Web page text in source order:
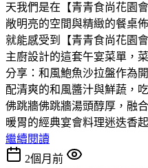
天我們是在【青青食尚花園
敞明亮的空間與精緻的餐桌
就能感受到【青青食尚花園
主廚設計的這套午宴菜單，
分享：和風鮑魚沙拉盤作為
配清爽的和風醬汁與鮮蔬，
佛跳牆佛跳牆湯頭醇厚，融
暖胃的經典宴會料理迷迭香
繼續閱讀
2個月前